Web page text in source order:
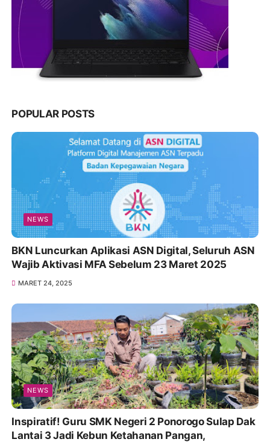
POPULAR POSTS
NEWS
BKN Luncurkan Aplikasi ASN Digital, Seluruh ASN
Wajib Aktivasi MFA Sebelum 23 Maret 2025
MARET 24, 2025
NEWS
Inspiratif! Guru SMK Negeri 2 Ponorogo Sulap Dak
Lantai 3 Jadi Kebun Ketahanan Pangan,